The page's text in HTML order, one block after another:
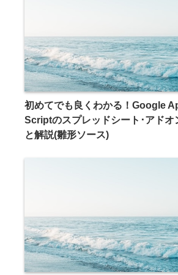
初めてでも良くわかる！Google
Scriptのスプレッドシート･アドオ
と解説(雛形ソース)